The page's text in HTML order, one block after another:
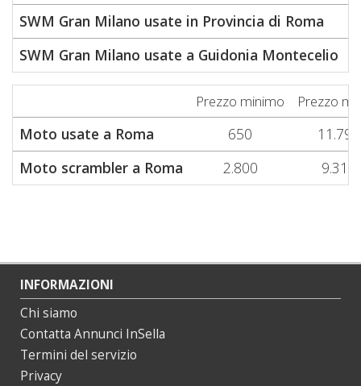
SWM Gran Milano usate in Provincia di Roma
SWM Gran Milano usate a Guidonia Montecelio
Prezzo minimo Prezzo
Moto usate a Roma 650
11.790
Moto scrambler a Roma
2.800 9.310
INFORMAZIONI
Chi siamo
Contatta Annunci InSella
Termini del servizio
Privacy